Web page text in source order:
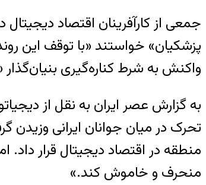
جمعی از کارآفرینان اقتصاد
پزشکیان» خواستند «با توقف این
واکنش به شرط کناره‌گیری
تحرک در میان جوانان ایرانی
منطقه در اقتصاد دیجیتال قرار
منحرف و خاموش کند.»